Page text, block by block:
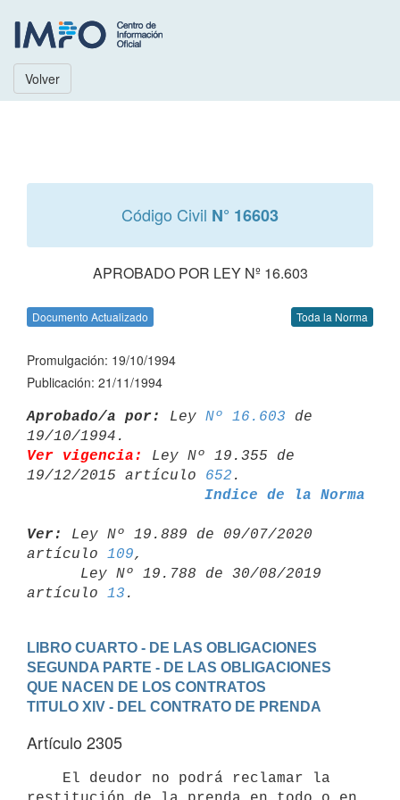
Volver
Código Civil N° 16603
APROBADO POR LEY Nº 16.603
Documento Actualizado Toda la Norma
Promulgación: 19/10/1994
Publicación: 21/11/1994
Aprobado/a por: Ley Nº 16.603 de
Ver vigencia:
Ley Nº 19.355 de
19/12/2015 artículo 652
Indice de la Norma
Ver:
Ley Nº 19.889 de 09/07/2020
artículo 109,
artículo 13
LIBRO CUARTO - DE LAS OBLIGACIONES
SEGUNDA PARTE - DE LAS OBLIGACIONES
QUE NACEN DE LOS CONTRATOS
TITULO XIV - DEL CONTRATO DE PRENDA
Artículo 2305